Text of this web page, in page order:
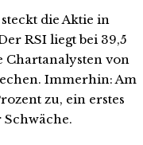
die Aktie in
RSI liegt bei 39,5
Chartanalysten von
Immerhin: Am
zu, ein erstes